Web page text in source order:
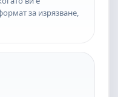
за изрязване,